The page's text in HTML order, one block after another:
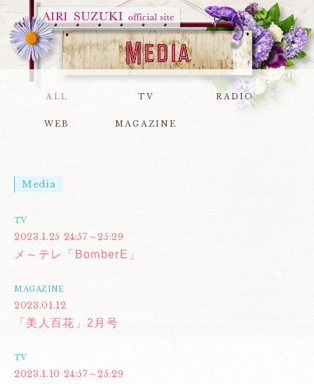
ALL TV RADIO
WEB MAGAZINE
Media
TV
2023.1.25 24:57～25:29
メ～テレ「BomberE」
MAGAZINE
2023.01.12
「美人百花」2月号
TV
2023.1.10 24:57～25:29